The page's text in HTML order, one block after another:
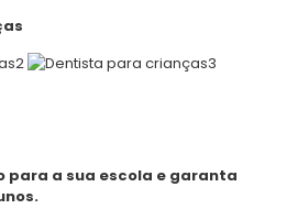
para a sua escola e garanta